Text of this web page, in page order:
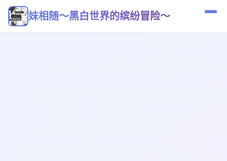
妹相随～黑白世界的缤纷冒险～